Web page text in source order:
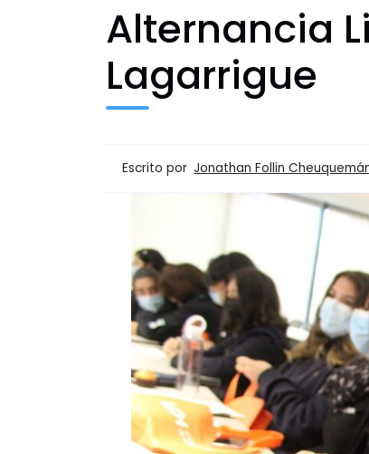
Alternancia
Lagarrigue
Escrito por Jonathan Follin